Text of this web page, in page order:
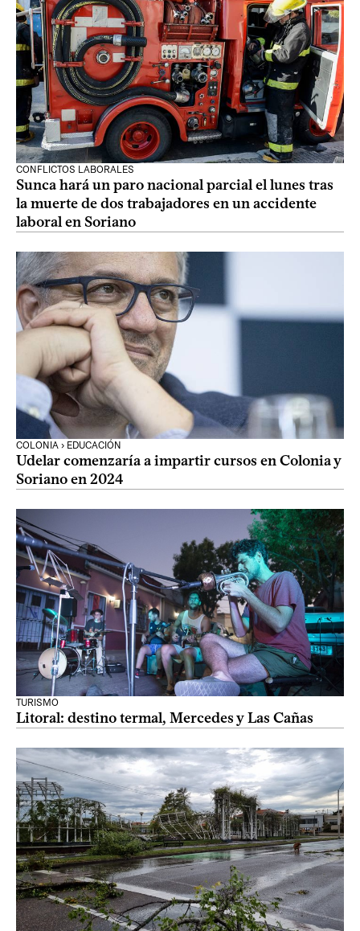
CONFLICTOS LABORALES
Sunca hará un paro nacional parcial el lunes tras
la muerte de dos trabajadores en un accidente
laboral en Soriano
COLONIA › EDUCACIÓN
Udelar comenzaría a impartir cursos en Colonia y
Soriano en 2024
TURISMO
Litoral: destino termal, Mercedes y Las Cañas